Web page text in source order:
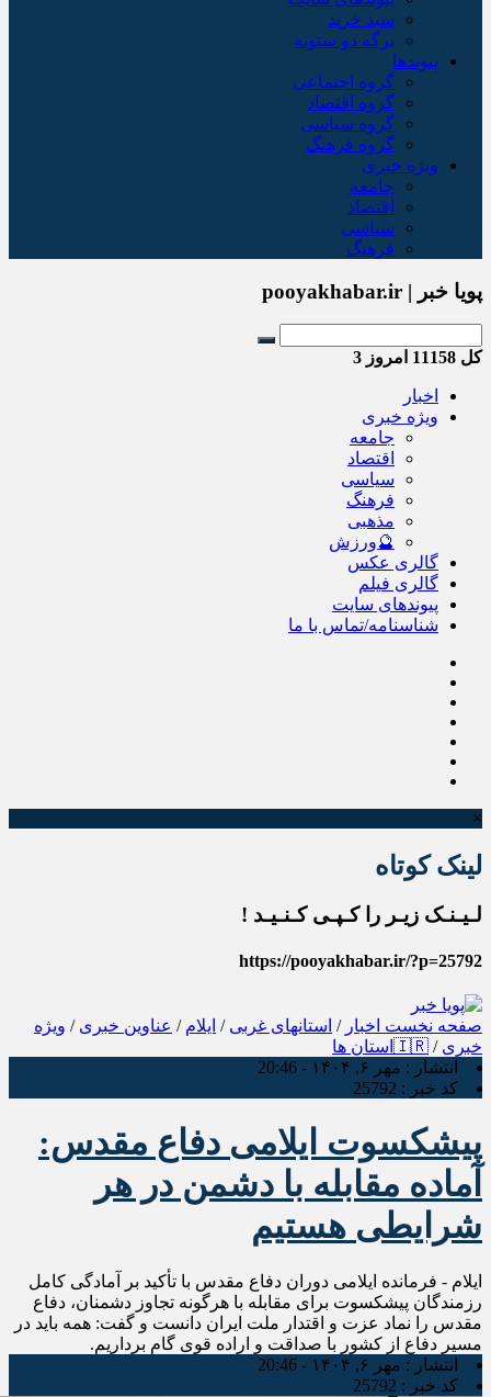
سبد خريد
برگه دو ستونه
پیوندها
گروه اجتماعی
گروه اقتصاد
گروه سیاسی
گروه فرهنگ
ویژه خبری
جامعه
اقتصاد
سیاسی
فرهنگ
پویا خبر | pooyakhabar.ir
کل امروز 3
اخبار
ویژه خبری
جامعه
اقتصاد
سیاسی
فرهنگ
مذهبی
🔮ورزش
گالری عکس
گالری فیلم
پیوندهای سایت
شناسنامه/تماس با ما
×
لینک کوتاه
لـیـنـک زیـر را کـپـی کـنـیـد !
https://pooyakhabar.ir/?p=25792
صفحه نخست اخبار / استانهای غربی / ایلام / عناوین خبری / ویژه
خبری / 🇮🇷استان ها
انتشار : مهر ۶, ۱۴۰۴ - 20:46
کد خبر : 25792
پیشکسوت ایلامی دفاع مقدس:
آماده مقابله با دشمن در هر
شرایطی هستیم
ایلام - فرمانده ایلامی دوران دفاع مقدس با تأکید بر آمادگی کامل
رزمندگان پیشکسوت برای مقابله با هرگونه تجاوز دشمنان، دفاع
مقدس را نماد عزت و اقتدار ملت ایران دانست و گفت: همه باید در
مسیر دفاع از کشور با صداقت و اراده قوی گام برداریم.
انتشار : مهر ۶, ۱۴۰۴ - 20:46
کد خبر : 25792